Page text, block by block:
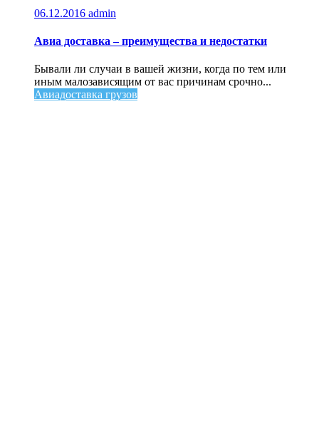
06.12.2016 admin
Авиа доставка – преимущества и недостатки
Бывали ли случаи в вашей жизни, когда по тем или
иным малозависящим от вас причинам срочно...
Авиадоставка грузов